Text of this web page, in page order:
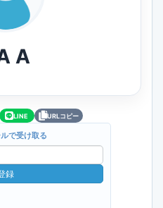
A
LINE URLコピー
で受け取る
録